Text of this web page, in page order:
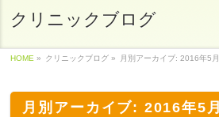
クリニックブログ
HOME » クリニックブログ » 月別アーカイブ: 2016年5月
月別アーカイブ: 2016年5月